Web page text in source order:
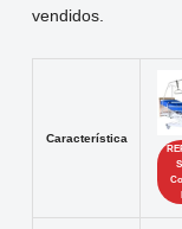
vendidos.
Característica